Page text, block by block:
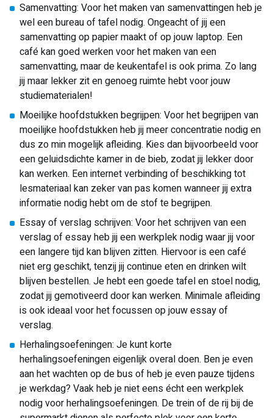
Samenvatting: Voor het maken van samenvattingen heb je
wel een bureau of tafel nodig. Ongeacht of jij een
samenvatting op papier maakt of op jouw laptop. Een
café kan goed werken voor het maken van een
samenvatting, maar de keukentafel is ook prima. Zo lang
jij maar lekker zit en genoeg ruimte hebt voor jouw
studiematerialen!
Moeilijke hoofdstukken begrijpen: Voor het begrijpen van
moeilijke hoofdstukken heb jij meer concentratie nodig en
dus zo min mogelijk afleiding. Kies dan bijvoorbeeld voor
een geluidsdichte kamer in de bieb, zodat jij lekker door
kan werken. Een internet verbinding of beschikking tot
lesmateriaal kan zeker van pas komen wanneer jij extra
informatie nodig hebt om de stof te begrijpen.
Essay of verslag schrijven: Voor het schrijven van een
verslag of essay heb jij een werkplek nodig waar jij voor
een langere tijd kan blijven zitten. Hiervoor is een café
niet erg geschikt, tenzij jij continue eten en drinken wilt
blijven bestellen. Je hebt een goede tafel en stoel nodig,
zodat jij gemotiveerd door kan werken. Minimale afleiding
is ook ideaal voor het focussen op jouw essay of
verslag.
Herhalingsoefeningen: Je kunt korte
herhalingsoefeningen eigenlijk overal doen. Ben je even
aan het wachten op de bus of heb je even pauze tijdens
je werkdag? Vaak heb je niet eens écht een werkplek
nodig voor herhalingsoefeningen. De trein of de rij bij de